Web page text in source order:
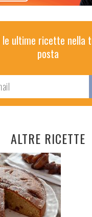
le ultime ricette nella
posta
ALTRE RICETTE